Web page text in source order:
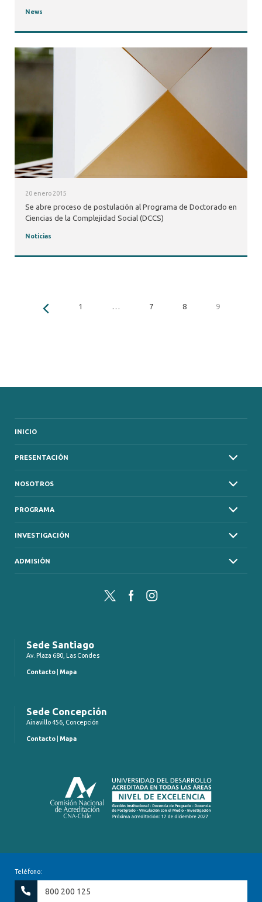
News
20 enero 2015
Se abre proceso de postulación al Programa de Doctorado en
Ciencias de la Complejidad Social (DCCS)
Noticias
1 7 8 9
INICIO
PRESENTACIÓN
NOSOTROS
PROGRAMA
INVESTIGACIÓN
ADMISIÓN
Twitter FacebookInstagram
Sede Santiago
Av. Plaza 680, Las Condes
Contacto Mapa
Sede Concepción
Ainavillo 456, Concepción
Contacto Mapa
Teléfono:
800 200 125